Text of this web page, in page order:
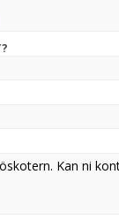
finans
till